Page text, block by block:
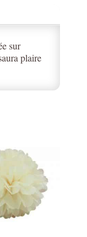
sur
plaire